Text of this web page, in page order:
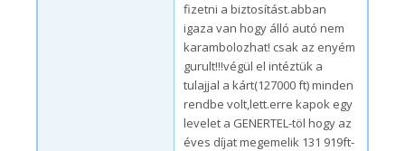
fizetni a biztosítást.abban
igaza van hogy álló autó nem
karambolozhat! csak az enyém
gurult!!!végül el intéztük a
tulajjal a kárt(127000 ft) minden
rendbe volt,lett.erre kapok egy
levelet a GENERTEL-töl hogy az
éves díjat megemelik 131 919ft-